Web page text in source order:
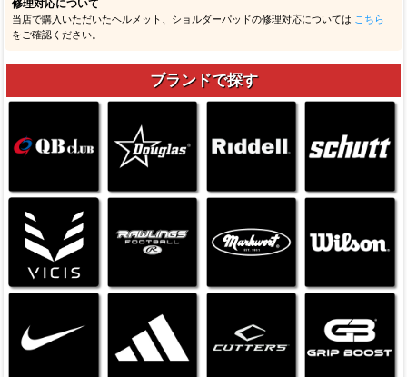
修理対応について
当店で購入いただいたヘルメット、ショルダーパッドの修理対応については こちら
をご確認ください。
ブランドで探す